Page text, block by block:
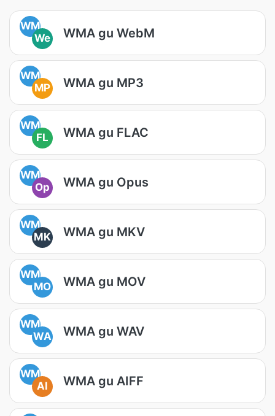
WM
We
WMA gu WebM
WM
MP
WMA gu MP3
WM
FL
WMA gu FLAC
WM
Op
WMA gu Opus
WM
MK
WMA gu MKV
WM
MO
WMA gu MOV
WM
WA
WMA gu WAV
WM
AI
WMA gu AIFF